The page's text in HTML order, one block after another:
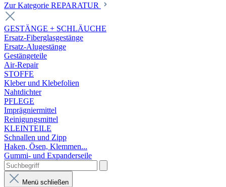
Zur Kategorie REPARATUR
GESTÄNGE + SCHLÄUCHE
Ersatz-Fiberglasgestänge
Ersatz-Alugestänge
Gestängeteile
Air-Repair
STOFFE
Kleber und Klebefolien
Nahtdichter
PFLEGE
Imprägniermittel
Reinigungsmittel
KLEINTEILE
Schnallen und Zipp
Haken, Ösen, Klemmen...
Gummi- und Expanderseile
Menü schließen